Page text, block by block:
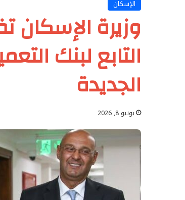
الإسكان
وزيرة الإسكان
التابع لبنك
الجديدة
يونيو 8, 2026